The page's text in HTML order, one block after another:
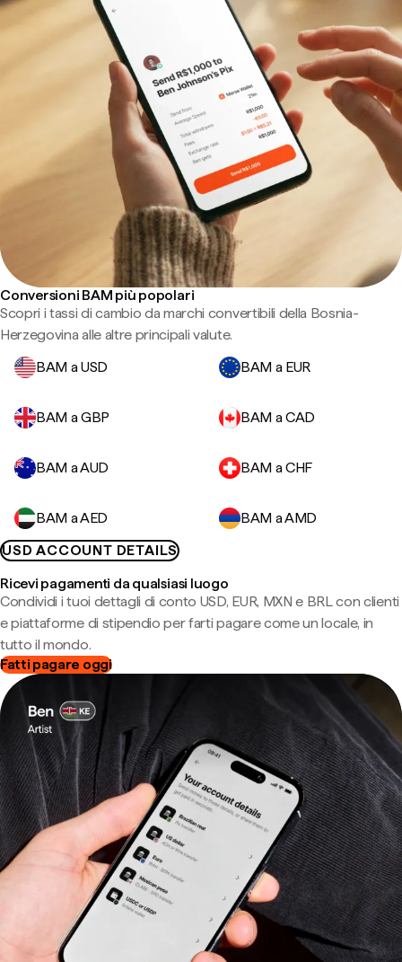
Conversioni BAM più popolari
Scopri i tassi di cambio da marchi convertibili della Bosnia-
Herzegovina alle altre principali valute.
BAM a USD
BAM a EUR
BAM a GBP BAM a CAD
BAM a AUD BAM a CHF
BAM a AED
BAM a AMD
USD ACCOUNT DETAILS
Ricevi pagamenti da qualsiasi luogo
Condividi i tuoi dettagli di conto USD, EUR, MXN e BRL con clienti
e piattaforme di stipendio per farti pagare come un locale, in
tutto il mondo.
Fatti pagare oggi